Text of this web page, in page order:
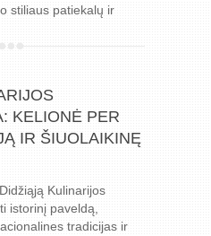
stiliaus patiekalų ir
KELIONĖ PER
IR ŠIUOLAIKINĘ
Kulinarijos
istorinį paveldą,
tradicijas ir